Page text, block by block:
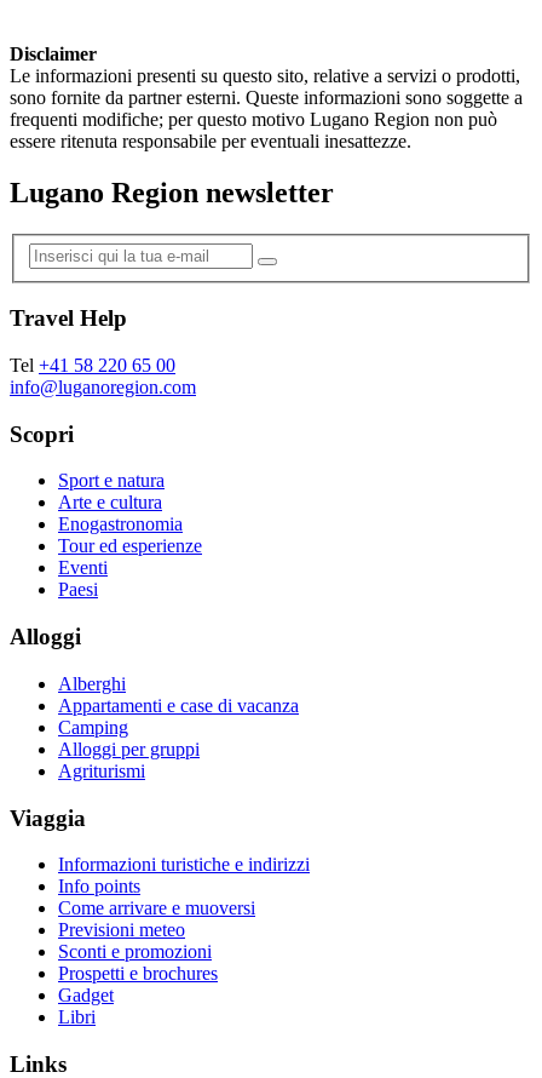
Disclaimer
Le informazioni presenti su questo sito, relative a servizi o prodotti,
sono fornite da partner esterni. Queste informazioni sono soggette a
frequenti modifiche; per questo motivo Lugano Region non può
essere ritenuta responsabile per eventuali inesattezze.
Lugano Region newsletter
Travel Help
Tel +41 58 220 65 00
info@luganoregion.com
Scopri
Sport e natura
Arte e cultura
Enogastronomia
Tour ed esperienze
Eventi
Paesi
Alloggi
Alberghi
Appartamenti e case di vacanza
Camping
Alloggi per gruppi
Agriturismi
Viaggia
Informazioni turistiche e indirizzi
Info points
Come arrivare e muoversi
Previsioni meteo
Sconti e promozioni
Prospetti e brochures
Gadget
Libri
Links